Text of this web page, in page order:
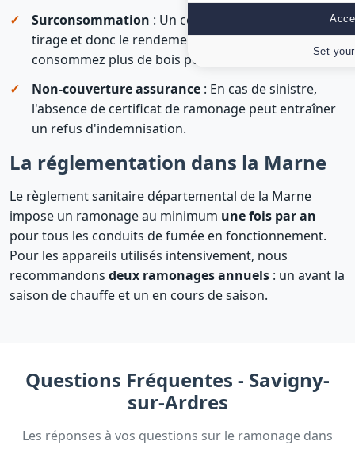
Surconsommation : Un conduit encrassé réduit le
tirage et donc le rendement de votre appareil. Vous
consommez plus de bois pour moins de chaleur.
Non-couverture assurance : En cas de sinistre,
l'absence de certificat de ramonage peut entraîner
un refus d'indemnisation.
La réglementation dans la Marne
Le règlement sanitaire départemental de la Marne
impose un ramonage au minimum une fois par an
pour tous les conduits de fumée en fonctionnement.
Pour les appareils utilisés intensivement, nous
recommandons deux ramonages annuels : un avant la
saison de chauffe et un en cours de saison.
Questions Fréquentes - Savigny-
sur-Ardres
Les réponses à vos questions sur le ramonage dans
Set